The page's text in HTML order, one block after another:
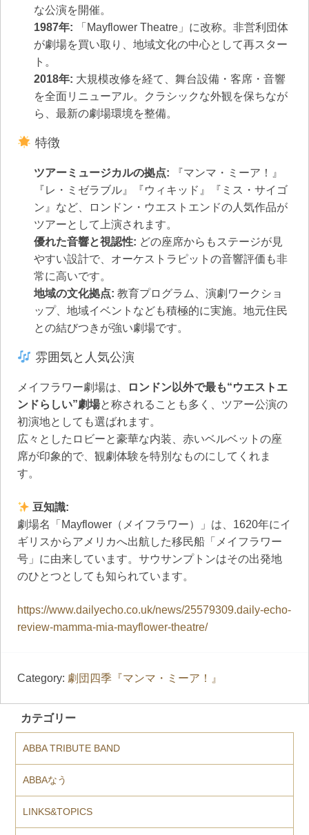
な公演を開催。
1987年: 「Mayflower Theatre」に改称。非営利団体
が劇場を買い取り、地域文化の中心として再スター
ト。
2018年: 大規模改修を経て、舞台設備・客席・音響
を全面リニューアル。クラシックな外観を保ちなが
ら、最新の劇場環境を整備。
特徴
ツアーミュージカルの拠点: 『マンマ・ミーア！』
『レ・ミゼラブル』『ウィキッド』『ミス・サイゴ
ン』など、ロンドン・ウエストエンドの人気作品が
ツアーとして上演されます。
優れた音響と視認性: どの座席からもステージが見
やすい設計で、オーケストラピットの音響評価も非
常に高いです。
地域の文化拠点: 教育プログラム、演劇ワークショ
ップ、地域イベントなども積極的に実施。地元住民
との結びつきが強い劇場です。
雰囲気と人気公演
メイフラワー劇場は、
ロンドン以外で最も“ウエストエ
ンドらしい”劇場と称されることも多く、ツアー公演の
初演地としても選ばれます。
広々としたロビーと豪華な内装、赤いベルベットの座
席が印象的で、観劇体験を特別なものにしてくれま
す。
豆知識:
劇場名「Mayflower（メイフラワー）」は、1620年にイ
ギリスからアメリカへ出航した移民船「メイフラワー
号」に由来しています。サウサンプトンはその出発地
のひとつとしても知られています。
https://www.dailyecho.co.uk/news/25579309.daily-echo-
review-mamma-mia-mayflower-theatre/
Category: 劇団四季『マンマ・ミーア！』
カテゴリー
ABBA TRIBUTE BAND
ABBAなう
LINKS&TOPICS